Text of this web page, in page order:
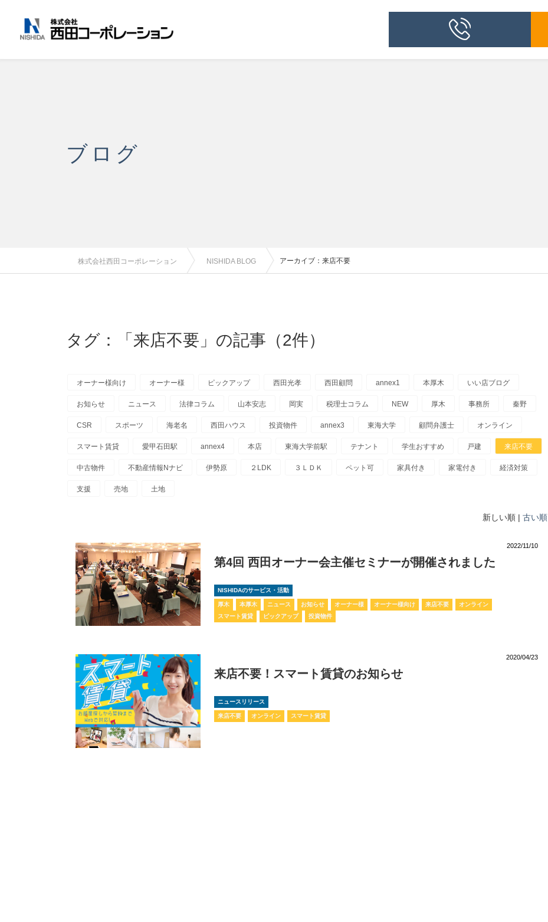
ブログ
株式会社西田コーポレーション NISHIDA BLOG アーカイブ：来店不要
タグ：「来店不要」の記事（2件）
オーナー様向け オーナー様 ピックアップ 西田光孝 西田顧問 annex1 本厚木 いい店ブログ
お知らせ ニュース 法律コラム 山本安志 岡実 税理士コラム NEW 厚木 事務所 秦野
CSR スポーツ 海老名 西田ハウス 投資物件 annex3 東海大学 顧問弁護士 オンライン
スマート賃貸 愛甲石田駅 annex4 本店 東海大学前駅 テナント 学生おすすめ 戸建 来店不要
中古物件 不動産情報Nナビ 伊勢原 ２LDK ３ＬＤＫ ペット可 家具付き 家電付き 経済対策
支援 売地 土地
新しい順 | 古い順
2022/11/10
第4回 西田オーナー会主催セミナーが開催されました
NISHIDAのサービス・活動
厚木 本厚木 ニュース お知らせ オーナー様 オーナー様向け 来店不要
オンライン
スマート賃貸
ピックアップ 投資物件
2020/04/23
来店不要！スマート賃貸のお知らせ
ニュースリリース
来店不要 オンライン スマート賃貸